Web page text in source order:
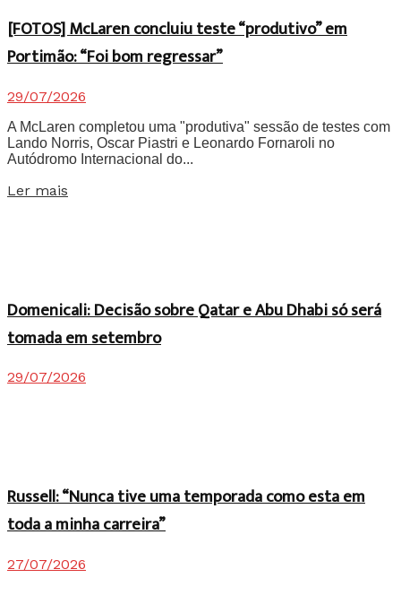
[FOTOS] McLaren concluiu teste “produtivo” em
Portimão: “Foi bom regressar”
29/07/2026
A McLaren completou uma "produtiva" sessão de testes com
Lando Norris, Oscar Piastri e Leonardo Fornaroli no
Autódromo Internacional do...
Ler mais
Domenicali: Decisão sobre Qatar e Abu Dhabi só será
tomada em setembro
29/07/2026
Russell: “Nunca tive uma temporada como esta em
toda a minha carreira”
27/07/2026